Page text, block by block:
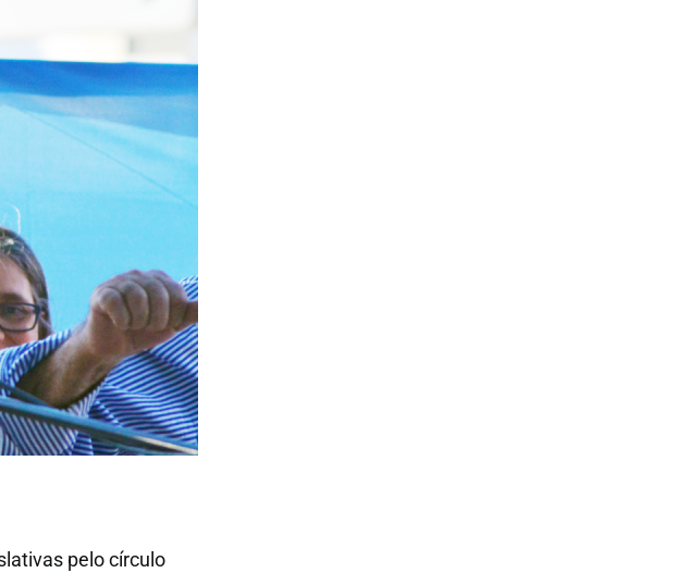
pelo círculo